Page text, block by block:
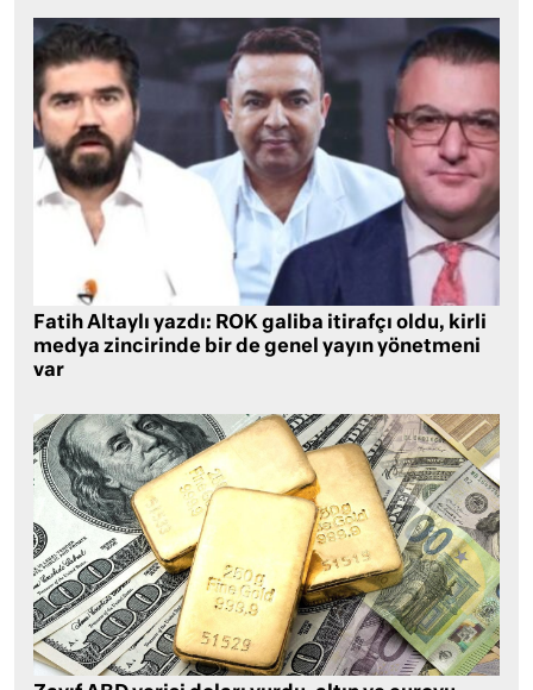
Fatih Altaylı yazdı: ROK galiba itirafçı oldu, kirli
medya zincirinde bir de genel yayın yönetmeni
var